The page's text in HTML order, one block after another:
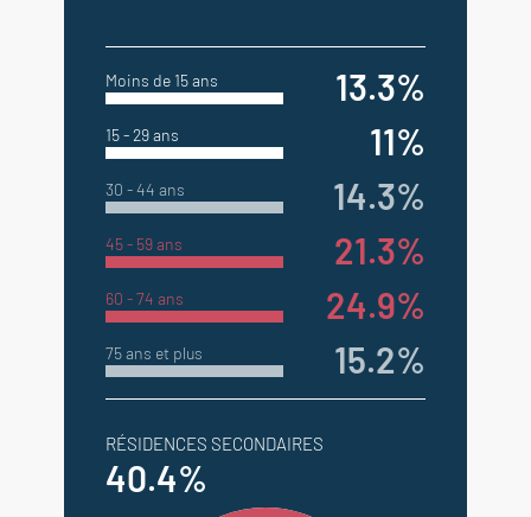
Moins de 15 ans 13.3%
15 - 29 ans 11%
30 - 44 ans 14.3%
45 - 59 ans 21.3%
60 - 74 ans 24.9%
75 ans et plus 15.2%
RÉSIDENCES SECONDAIRES
40.4%